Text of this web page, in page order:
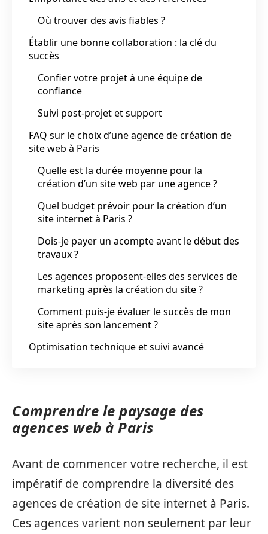
Où trouver des avis fiables ?
Établir une bonne collaboration : la clé du
succès
Confier votre projet à une équipe de
confiance
Suivi post-projet et support
FAQ sur le choix d’une agence de création de
site web à Paris
Quelle est la durée moyenne pour la
création d’un site web par une agence ?
Quel budget prévoir pour la création d’un
site internet à Paris ?
Dois-je payer un acompte avant le début des
travaux ?
Les agences proposent-elles des services de
marketing après la création du site ?
Comment puis-je évaluer le succès de mon
site après son lancement ?
Optimisation technique et suivi avancé
Comprendre le paysage des
agences web à Paris
Avant de commencer votre recherche, il est
impératif de comprendre la diversité des
agences de création de site internet à Paris.
Ces agences varient non seulement par leur